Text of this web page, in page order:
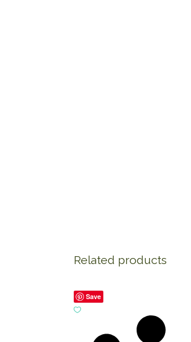
Related products
Save